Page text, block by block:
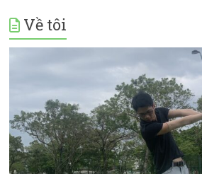
Về tôi